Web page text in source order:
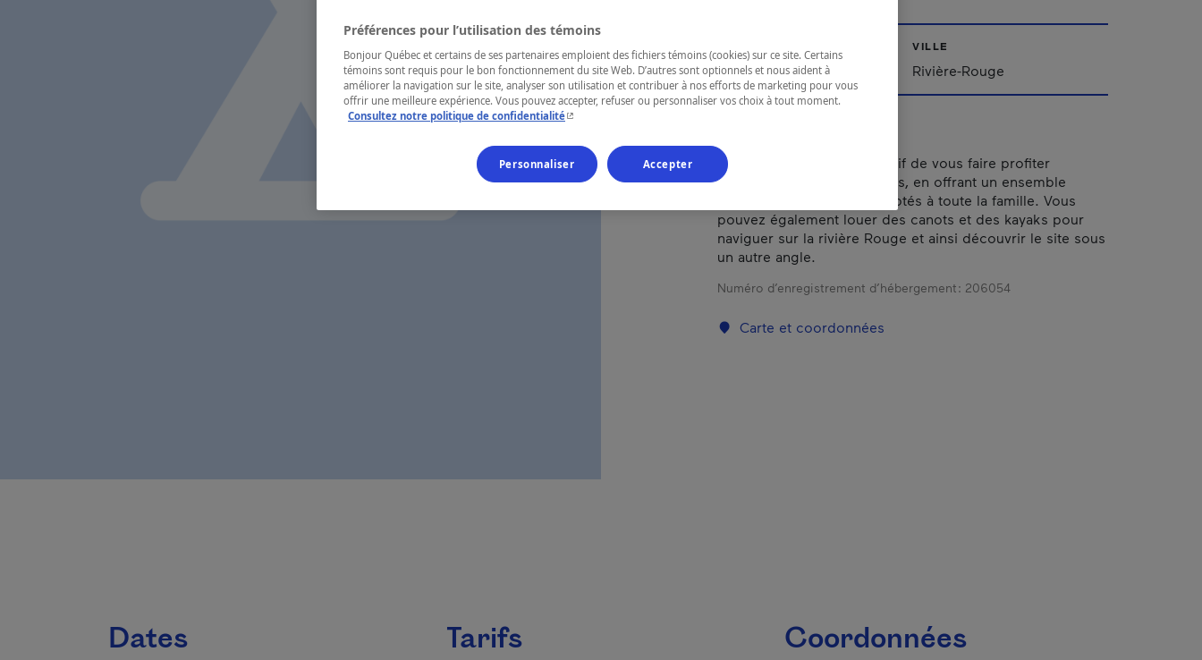
Laurentides
VILLE
Rivière-Rouge
LCe camping a pour objectif de vous faire profiter
pleinement de vos vacances, en offrant un ensemble
d’activités et de loisirs adaptés à toute la famille. Vous
pouvez également louer des canots et des kayaks pour
naviguer sur la rivière Rouge et ainsi découvrir le site sous
un autre angle.
Numéro d’enregistrement d’hébergement : 206054
Carte et coordonnées
Dates Tarifs Coordonnées
Préférences pour l’utilisation des témoins
Bonjour Québec et certains de ses partenaires emploient des fichiers témoins (cookies) sur ce site. Certains
témoins sont requis pour le bon fonctionnement du site Web. D’autres sont optionnels et nous aident à
améliorer la navigation sur le site, analyser son utilisation et contribuer à nos efforts de marketing pour vous
offrir une meilleure expérience. Vous pouvez accepter, refuser ou personnaliser vos choix à tout moment.
Consultez notre politique de confidentialité- Cet hyperlien s'ouvrira dans une nouvelle fenêtre.
Personnaliser Accepter